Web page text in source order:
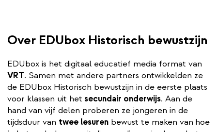
Over EDUbox Historisch bewustzijn
EDUbox is het digitaal educatief media format van
VRT. Samen met andere partners ontwikkelden ze
de EDUbox Historisch bewustzijn in de eerste plaats
voor klassen uit het secundair onderwijs. Aan de
hand van vijf delen proberen ze jongeren in de
tijdsduur van twee lesuren bewust te maken van hoe